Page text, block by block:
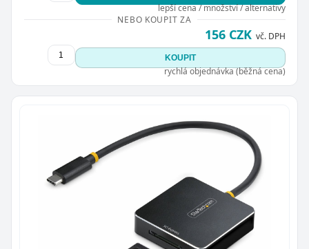
lepší cena / množství / alternativy
NEBO KOUPIT ZA
156 CZK vč. DPH
KOUPIT
rychlá objednávka (běžná cena)